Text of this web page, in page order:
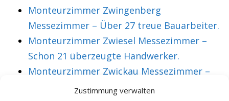
Zustimmung verwalten
Monteurzimmer Zwingenberg
Messezimmer – Über 27 treue Bauarbeiter.
Monteurzimmer Zwiesel Messezimmer –
Schon 21 überzeugte Handwerker.
Monteurzimmer Zwickau Messezimmer –
Über 36 treue Montagearbeiter.